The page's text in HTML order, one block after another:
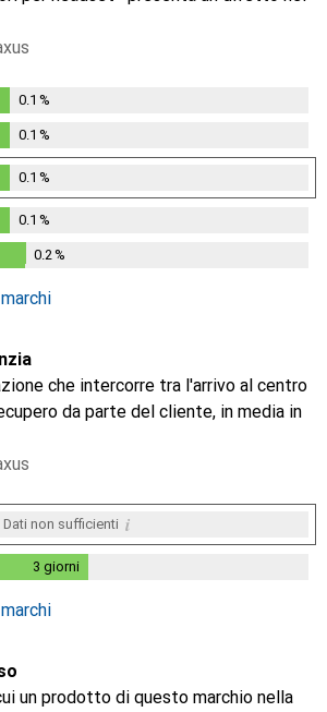
0.1 %
0.1 %
0.1 %
0.1 %
0.2%
che intercorre tra l'arrivo al centro
da parte del cliente, in media in
Dati non sufficienti i
3 giorni
un prodotto di questo marchio nella